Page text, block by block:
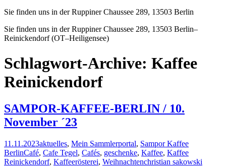
Sie finden uns in der Ruppiner Chaussee 289, 13503 Berlin
Sie finden uns in der Ruppiner Chaussee 289, 13503 Berlin–
Reinickendorf (OT–Heiligensee)
Schlagwort-Archive: Kaffee
Reinickendorf
SAMPOR-KAFFEE-BERLIN / 10.
November ´23
11.11.2023aktuelles, Mein Sammlerportal, Sampor Kaffee
BerlinCafé, Cafe Tegel, Cafés, geschenke, Kaffee, Kaffee
Reinickendorf, Kaffeerösterei, Weihnachtenchristian sakowski